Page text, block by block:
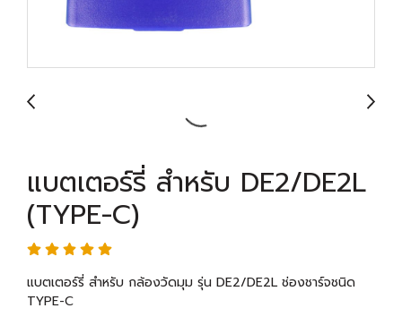
แบตเตอร์รี่ สำหรับ DE2/DE2L
(TYPE-C)
แบตเตอร์รี่ สำหรับ กล้องวัดมุม รุ่น DE2/DE2L ช่องชาร์จชนิด
TYPE-C